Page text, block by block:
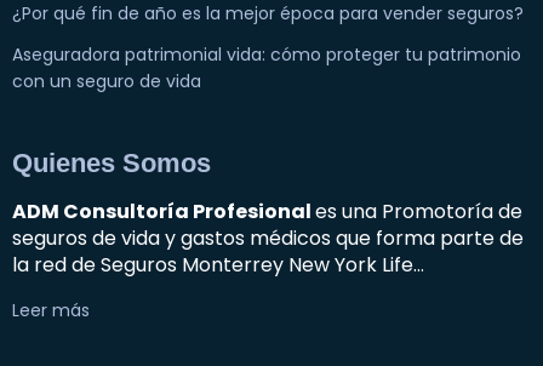
¿Por qué fin de año es la mejor época para vender seguros?
Aseguradora patrimonial vida: cómo proteger tu patrimonio
con un seguro de vida
Quienes Somos
ADM Consultoría Profesionales una Promotoría de
seguros de vida y gastos médicos que forma parte de
la red de Seguros Monterrey New York Life…
Leer más